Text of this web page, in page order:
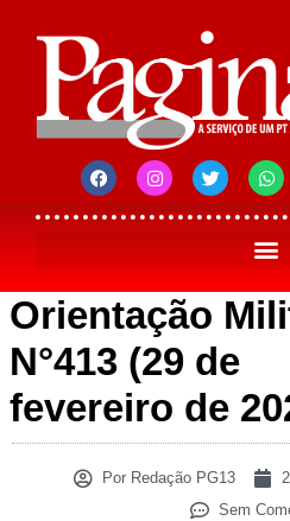
Orientação
N°413 (29 de
fevereiro de
PorRedação PG13
Sem